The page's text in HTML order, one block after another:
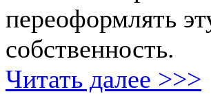
переоформлять
собственность.
Читать далее >>>